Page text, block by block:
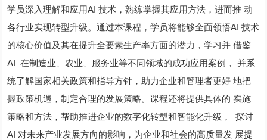
学员深入理解和应用AI 技术，熟练掌握其应用方法，进而推 动
各行业实现转型升级。通过本课程，学员将能够全面领悟AI 技术
的核心价值及其在提升全要素生产率方面的潜力，学习并 借鉴
AI 在制造业、农业、服务业等不同领域的成功应用案例， 并系
统了解国家相关政策和指导方针，助力企业和管理者更好 地把
握政策机遇，制定合理的发展策略。课程还将提供具体的 实施
策略和方法，帮助推进企业的数字化转型和智能化升级， 探讨
AI 对未来产业发展方向的影响，为企业和社会的高质量发 展提